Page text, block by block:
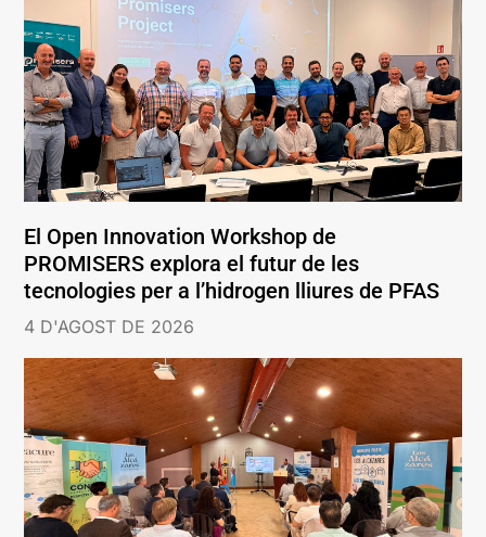
El Open Innovation Workshop de
PROMISERS explora el futur de les
tecnologies per a l’hidrogen lliures de PFAS
4 D'AGOST DE 2026